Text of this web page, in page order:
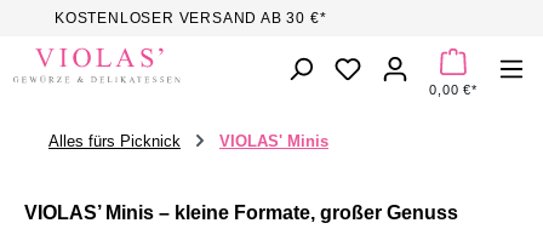
Zum Hauptinhalt springen
KOSTENLOSER VERSAND AB 30 €*
DU HAST 0
0,00 €*
Alles fürs Picknick VIOLAS' Minis
VIOLAS’ Minis – kleine Formate, großer Genuss